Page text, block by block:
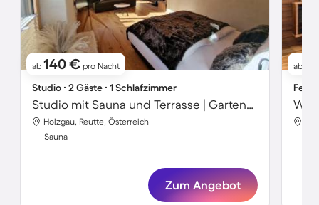
ab 140 € pro Nacht
Studio ∙ 2 Gäste ∙ 1 Schlafzimmer
Studio mit Sauna und Terrasse | Gartenblick
Holzgau, Reutte, Österreich
Sauna
Zum Angebot
ab